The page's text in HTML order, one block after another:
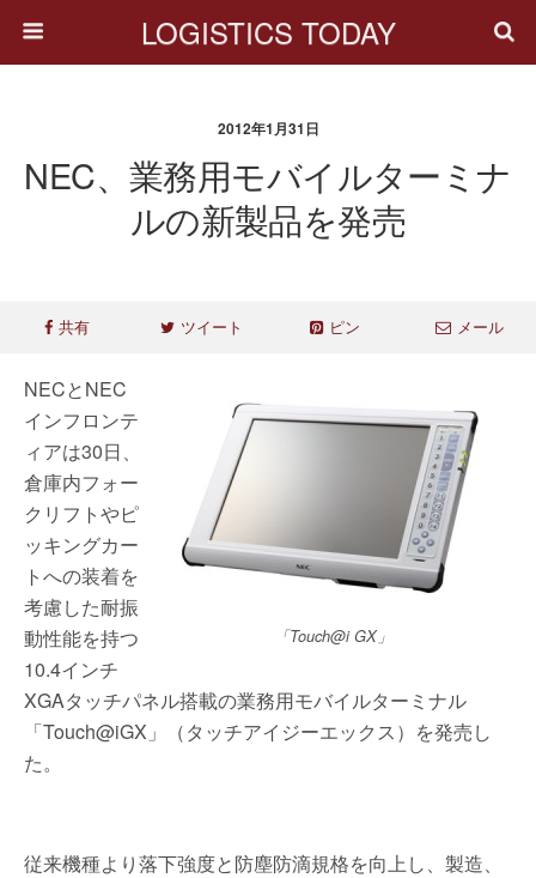
LOGISTICS TODAY
2012年1月31日
NEC、業務用モバイルターミナ
ルの新製品を発売
共有 ツイート ピン メール
「Touch@i GX」
NECとNEC
インフロンテ
ィアは30日、
倉庫内フォー
クリフトやピ
ッキングカー
トへの装着を
考慮した耐振
動性能を持つ
10.4インチ
XGAタッチパネル搭載の業務用モバイルターミナル
「Touch@iGX」（タッチアイジーエックス）を発売し
た。
従来機種より落下強度と防塵防滴規格を向上し、製造、